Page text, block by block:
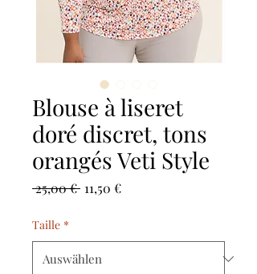
Blouse à liseret
doré discret, tons
orangés Veti Style
25,00 € Standardpreis
11,50 €Sale-
Taille *